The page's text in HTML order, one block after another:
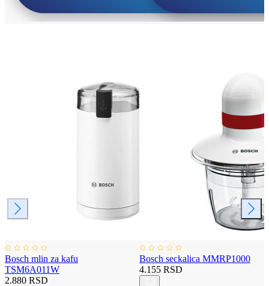
Bosch mlin za kafu
TSM6A011W
2.880 RSD
Bosch seckalica MMRP1000
4.155 RSD